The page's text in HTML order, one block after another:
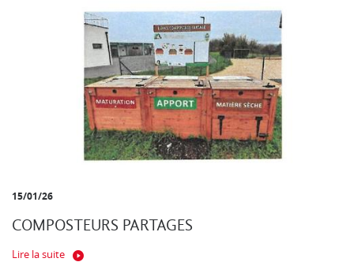
15/01/26
COMPOSTEURS PARTAGES
Lire la suite